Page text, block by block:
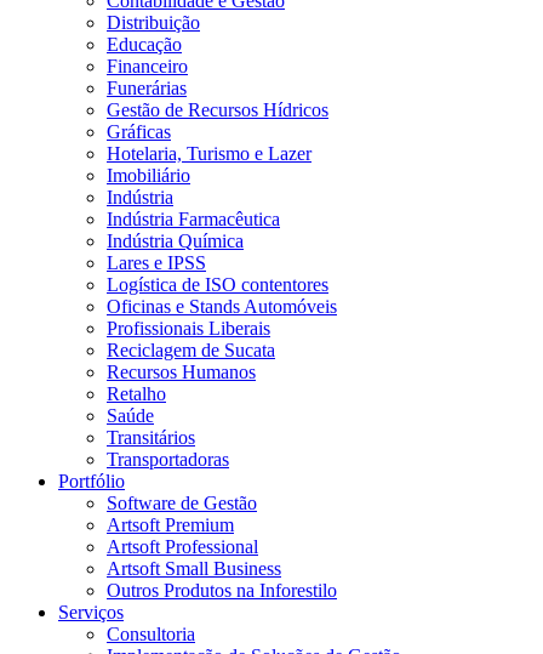
Distribuição
Educação
Financeiro
Funerárias
Gestão de Recursos Hídricos
Gráficas
Hotelaria, Turismo e Lazer
Imobiliário
Indústria
Indústria Farmacêutica
Indústria Química
Lares e IPSS
Logística de ISO contentores
Oficinas e Stands Automóveis
Profissionais Liberais
Reciclagem de Sucata
Recursos Humanos
Retalho
Saúde
Transitários
Transportadoras
Portfólio
Software de Gestão
Artsoft Premium
Artsoft Professional
Artsoft Small Business
Outros Produtos na Inforestilo
Serviços
Consultoria